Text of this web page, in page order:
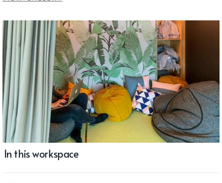
In this workspace